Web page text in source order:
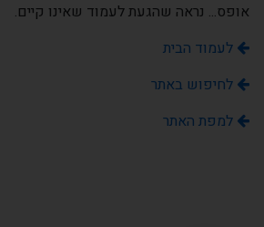
אופס... נראה שהגעת לעמוד שאינו קיים.
לעמוד הבית
לחיפוש באתר
למפת האתר